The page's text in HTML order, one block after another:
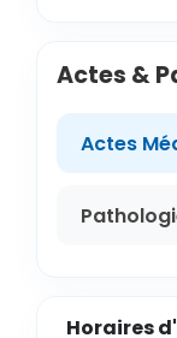
Actes &
Actes
Horaires